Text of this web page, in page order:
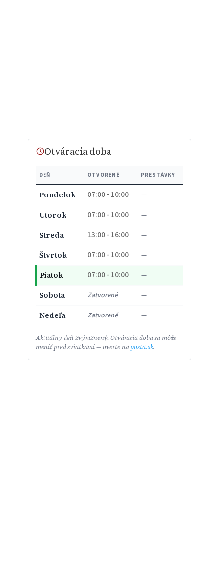
Otváracia doba
DEŇ OTVORENÉ PRESTÁVKY
Pondelok 07:00 – 10:00 —
Utorok 07:00 – 10:00 —
Streda 13:00 – 16:00 —
Štvrtok 07:00 – 10:00 —
Piatok 07:00 – 10:00 —
Sobota Zatvorené —
Nedeľa Zatvorené —
Aktuálny deň zvýraznený. Otváracia doba sa môže
meniť pred sviatkami — overte naposta.sk.